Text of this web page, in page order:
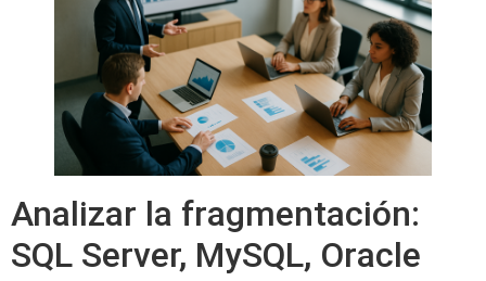
Analizar la fragmentación:
SQL Server, MySQL, Oracle